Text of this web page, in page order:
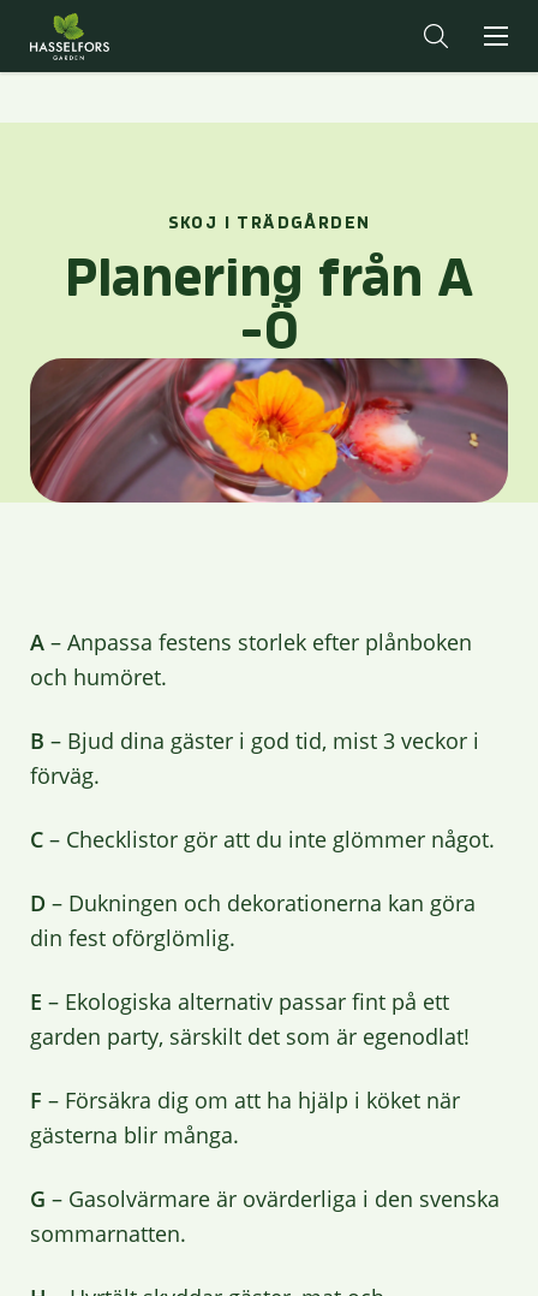
SKOJ I TRÄDGÅRDEN
Planering från A
-Ö
A – Anpassa festens storlek efter plånboken
och humöret.
B – Bjud dina gäster i god tid, mist 3 veckor i
förväg.
C – Checklistor gör att du inte glömmer något.
D – Dukningen och dekorationerna kan göra
din fest oförglömlig.
E – Ekologiska alternativ passar fint på ett
garden party, särskilt det som är egenodlat!
F – Försäkra dig om att ha hjälp i köket när
gästerna blir många.
G – Gasolvärmare är ovärderliga i den svenska
sommarnatten.